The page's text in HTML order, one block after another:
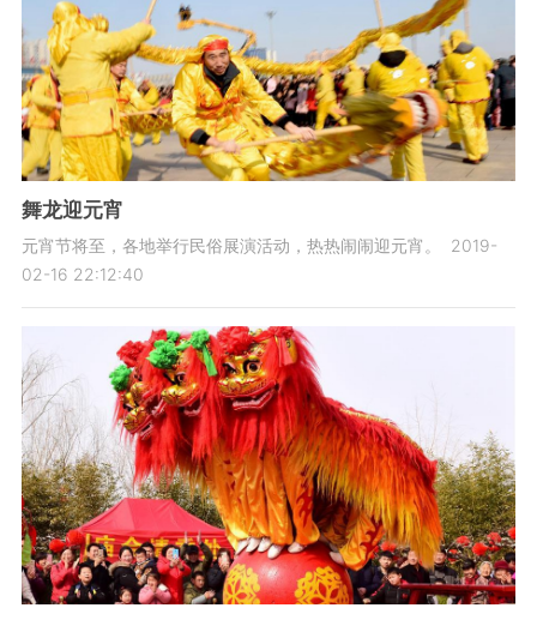
舞龙迎元宵
元宵节将至，各地举行民俗展演活动，热热闹闹迎元宵。
2019-
02-16 22:12:40